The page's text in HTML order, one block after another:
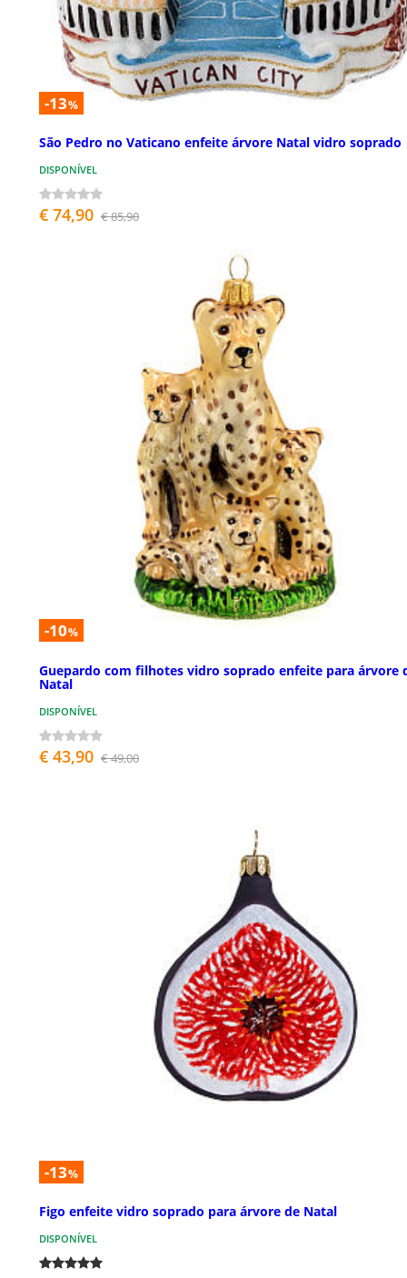
-13%
São Pedro no Vaticano enfeite árvore Natal vidro soprado
DISPONÍVEL
€ 74,90 € 85,90
-10%
Guepardo com filhotes vidro soprado enfeite para árvore
Natal
DISPONÍVEL
€ 43,90 € 49,00
-13%
Figo enfeite vidro soprado para árvore de Natal
DISPONÍVEL